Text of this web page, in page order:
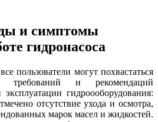
и симптомы
гидронасоса
пользователи могут похвастаться
требований и рекомендаций
гидроооборудования:
отсутствие ухода и осмотра,
марок масел и жидкостей.